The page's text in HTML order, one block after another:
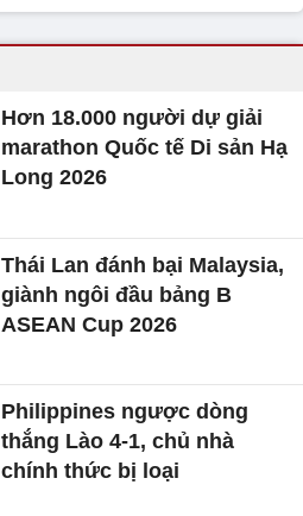
Hơn 18.000 người dự giải
marathon Quốc tế Di sản Hạ
Long 2026
Thái Lan đánh bại Malaysia,
giành ngôi đầu bảng B
ASEAN Cup 2026
Philippines ngược dòng
thắng Lào 4-1, chủ nhà
chính thức bị loại